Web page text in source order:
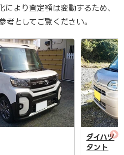
により査定額は変動するため、
考としてご覧ください。
ダイハツ
タント